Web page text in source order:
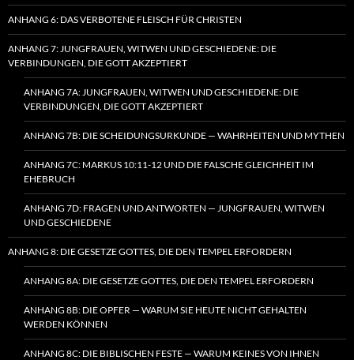
ANHANG 6: DAS VERBOTENE FLEISCH FÜR CHRISTEN
ANHANG 7: JUNGFRAUEN, WITWEN UND GESCHIEDENE: DIE
VERBINDUNGEN, DIE GOTT AKZEPTIERT
ANHANG 7A: JUNGFRAUEN, WITWEN UND GESCHIEDENE: DIE
VERBINDUNGEN, DIE GOTT AKZEPTIERT
ANHANG 7B: DIE SCHEIDUNGSURKUNDE — WAHRHEITEN UND MYTHEN
ANHANG 7C: MARKUS 10:11-12 UND DIE FALSCHE GLEICHHEIT IM
EHEBRUCH
ANHANG 7D: FRAGEN UND ANTWORTEN — JUNGFRAUEN, WITWEN
UND GESCHIEDENE
ANHANG 8: DIE GESETZE GOTTES, DIE DEN TEMPEL ERFORDERN
ANHANG 8A: DIE GESETZE GOTTES, DIE DEN TEMPEL ERFORDERN
ANHANG 8B: DIE OPFER — WARUM SIE HEUTE NICHT GEHALTEN
WERDEN KÖNNEN
ANHANG 8C: DIE BIBLISCHEN FESTE — WARUM KEINES VON IHNEN